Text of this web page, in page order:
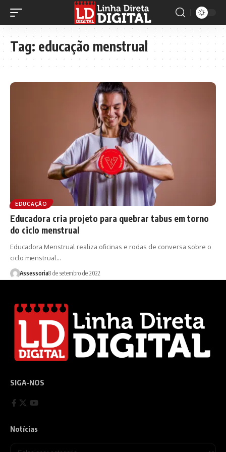
Tag: educação menstrual
EDUCAÇÃO
Educadora cria projeto para quebrar tabus em torno
do ciclo menstrual
Educadora Menstrual realiza oficinas e rodas de conversa sobre o
ciclo menstrual…
Assessoria8 de setembro de 2022
SIGA-NOS
Notícias